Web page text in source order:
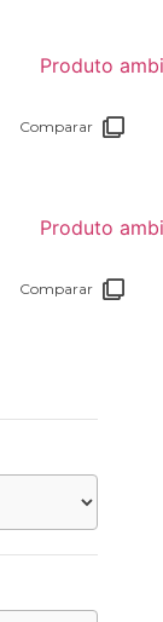
Comparar
Comparar